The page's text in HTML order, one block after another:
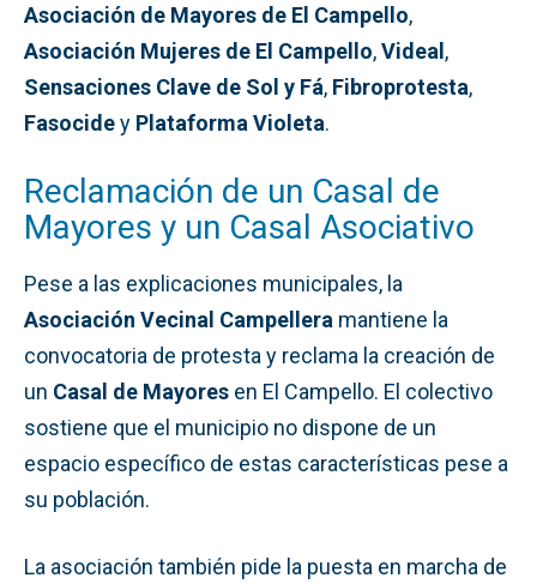
Asociación de Mayores de El Campello,
Asociación Mujeres de El Campello,Videal,
Sensaciones Clave de Sol y Fá, Fibroprotesta,
Fasocidey Plataforma Violeta.
Reclamación de un Casal de
Mayores y un Casal Asociativo
Pese a las explicaciones municipales, la
Asociación Vecinal Campellera mantiene la
convocatoria de protesta y reclama la creación de
un Casal de Mayores en El Campello. El colectivo
sostiene que el municipio no dispone de un
espacio específico de estas características pese a
su población.
La asociación también pide la puesta en marcha de